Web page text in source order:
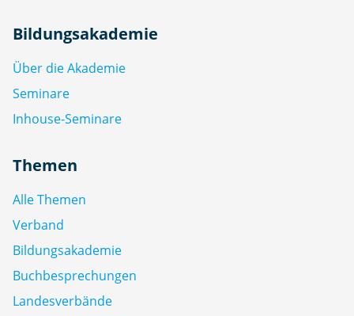
Bildungsakademie
Über die Akademie
Seminare
Inhouse-Seminare
Themen
Alle Themen
Verband
Bildungsakademie
Buchbesprechungen
Landesverbände